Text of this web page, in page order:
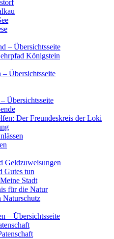
– Übersichtsseite
Königstein
– Übersichtsseite
Übersichtsseite
Der Freundeskreis der Loki
Geldzuweisungen
Gutes tun
Stadt
für die Natur
Naturschutz
– Übersichtsseite